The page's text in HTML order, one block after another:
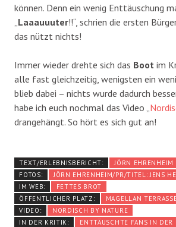
können. Denn ein wenig Enttäuschung
Laaauuuter!!“, schrien die ersten
das nützt nichts!
Immer wieder drehte sich das Boot im
alle fast gleichzeitig, wenigsten ein
blieb dabei – nichts wurde dadurch
habe ich euch nochmal das Video „
drangehängt. So hört es sich gut an!
TEXT/ERLEBNISBERICHT:
JÖRN EHRENHEIM
FOTOS:
JÖRN EHRENHEIM/PR/TITEL: JENS
IM WEB:
FETTES BROT
ÖFFENTLICHER PLATZ:
MAGELLAN
VIDEO:
NORDISCH BY NATURE
IN DER KRITIK:
ENTTÄUSCHTE FANS IN DER